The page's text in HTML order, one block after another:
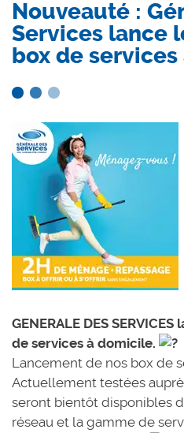
Nouveauté :
Services lance
box de
GENERALE DES
de services à domicile.
Lancement de nos box de
Actuellement testées
seront bientôt disponibles
réseau et la gamme de